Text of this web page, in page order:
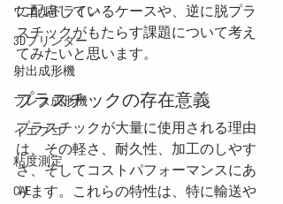
ウエルドライン
3Dプリンター
射出成形機
プレス成形機
イエプコ
粘度測定
CAE
に配慮しているケースや、逆に脱プラ
スチックがもたらす課題について考え
てみたいと思います。
プラスチックの存在意義
プラスチックが大量に使用される理由
は、その軽さ、耐久性、加工のしやす
さ、そしてコストパフォーマンスにあ
ります。これらの特性は、特に輸送や